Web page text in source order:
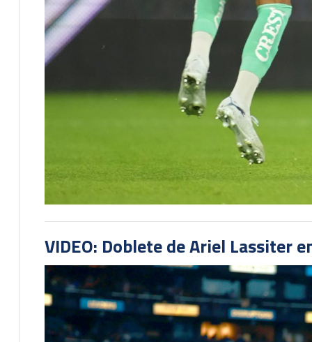
VIDEO: Doblete de Ariel Lassiter